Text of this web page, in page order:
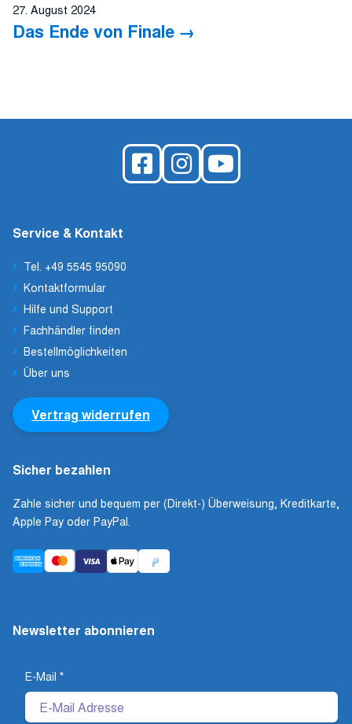
27. August 2024
Das Ende von Finale
Service & Kontakt
Tel. +49 5545 95090
Kontaktformular
Hilfe und Support
Fachhändler finden
Bestellmöglichkeiten
Über uns
Vertrag widerrufen
Sicher bezahlen
Zahle sicher und bequem per (Direkt-) Überweisung, Kreditkarte,
Apple Pay oder PayPal.
Newsletter abonnieren
E-Mail *